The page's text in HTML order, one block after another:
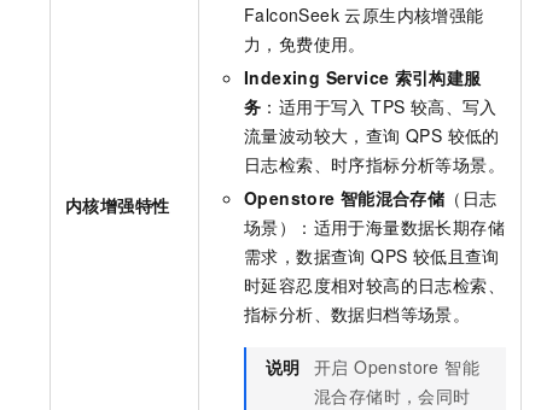
内核增强特性
FalconSeek 云原生内核增强能
力，免费使用。
Indexing Service 索引构建服
务 ：适用于写入 TPS 较高、写入
流量波动较大，查询 QPS 较低的
日志检索、时序指标分析等场景。
Openstore 智能混合存储 （日志
场景）：适用于海量数据长期存储
需求，数据查询 QPS 较低且查询
时延容忍度相对较高的日志检索、
指标分析、数据归档等场景。
说明 开启 Openstore 智能
混合存储时，会同时